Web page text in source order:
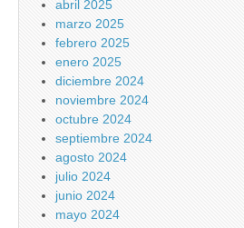
abril 2025
marzo 2025
febrero 2025
enero 2025
diciembre 2024
noviembre 2024
octubre 2024
septiembre 2024
agosto 2024
julio 2024
junio 2024
mayo 2024